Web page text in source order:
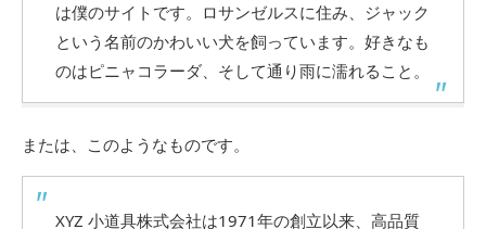
は僕のサイトです。ロサンゼルスに住み、ジャック
という名前のかわいい犬を飼っています。好きなも
のはピニャコラーダ、そして通り雨に濡れること。
または、このようなものです。
XYZ 小道具株式会社は1971年の創立以来、高品質